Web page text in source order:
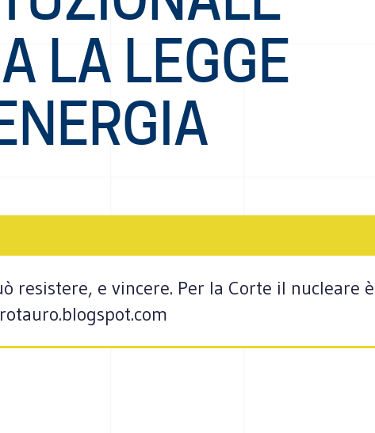
LA LEGGE
resistere, e vincere. Per la Corte il nucleare è